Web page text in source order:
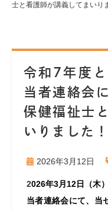
士と看護師が講義してまいり
令和7年度
当者連絡会
保健福祉士
いりました！
2026年3月12日
2026年3月12日（木
当者連絡会にて、当